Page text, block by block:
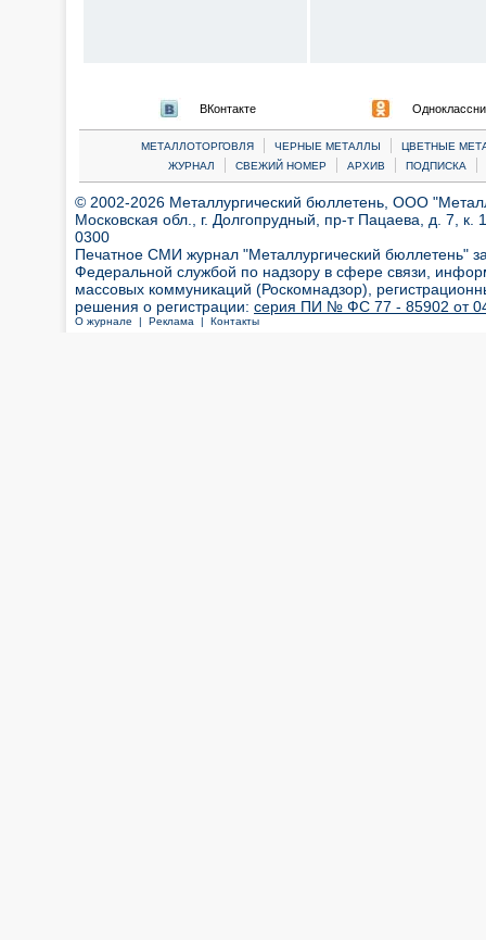
ВКонтакте
МЕТАЛЛОТОРГОВЛЯ | ЧЕРНЫЕ МЕТАЛЛЫ |
ЦВЕТНЫЕ
ЖУРНАЛ
| СВЕЖИЙ НОМЕР | АРХИВ | ПОДПИСКА |
© 2002-2026 Металлургический бюллетень, ООО
Московская обл., г. Долгопрудный, пр-т Пацаева, д. 7,
0300
Печатное СМИ журнал "Металлургический бюллетень"
Федеральной службой по надзору в сфере связи,
массовых коммуникаций (Роскомнадзор),
решения о регистрации: серия ПИ № ФС 77 - 85902 от 04
О журнале | Реклама | Контакты